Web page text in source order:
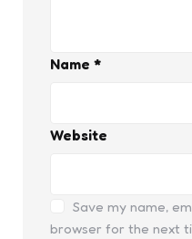
Name *
Website
Save my name,
browser for the next